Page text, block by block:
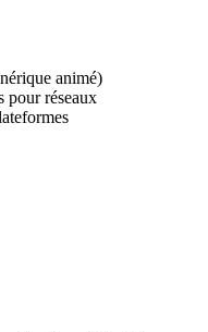
animé)
pour réseaux